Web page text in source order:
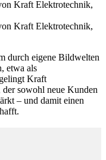
durch eigene Bildwelten
etwa als
Kraft
sowohl neue Kunden
– und damit einen